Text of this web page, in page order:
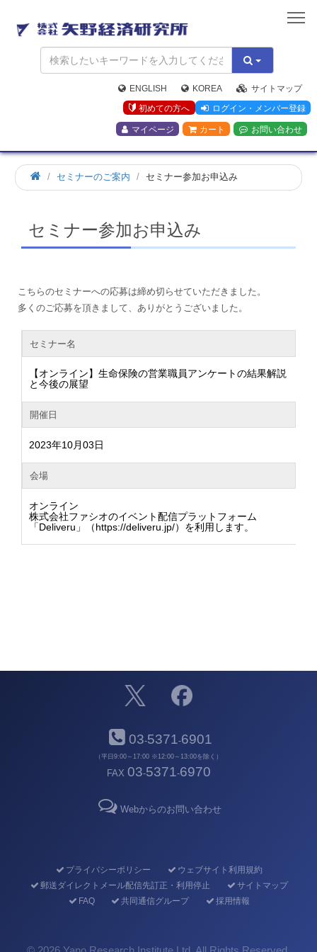
矢
野
経
済
研
究
所
ENGLISH KOREA
サイトマップ
初めての方へ
ログイン・メンバー登録
マイページ カート お問い合わせ
ホ
ー
セミナーのご案内 セミナー参加お申込み
セミナー参加お申込み
こちらのセミナーへの応募は締め切らせていただきました。
多くのご応募を頂きまして、ありがとうございました。
セミナー名
【オンライン】生命保険の営業職員アンケートの結果解説
と今後の展望
開催日
2023年10月03日
会場
オンライン
株式会社ファシオのイベント配信プラットフォーム
「Deliveru」（https://deliveru.jp/）を利用します。
03-5371-6901
（平日9:00～17:00 ※12:00～13:00を除く）
FAX 03-5371-6970
Webからのお問い合わせ
プライバシーポリシー
ウェブサイト利用規約
郵送ダイレクトメール配信先訂正・利用停止
サイトマップ
FAQ
共同通信グループ 採用情報